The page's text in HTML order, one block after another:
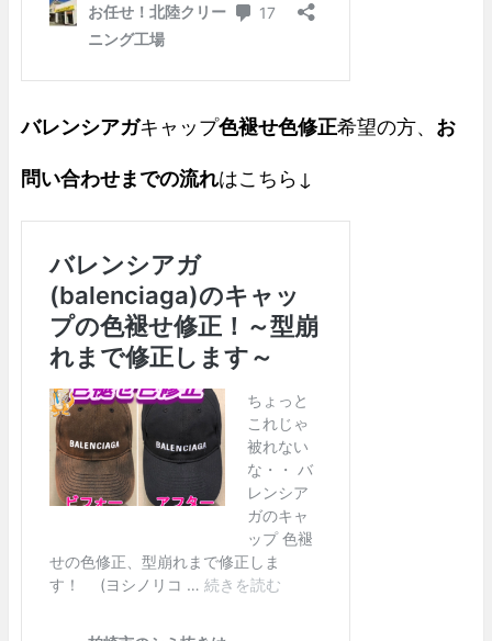
バレンシアガキャップ色褪せ色修正希望の方、 お
問い合わせまでの流れはこちら↓